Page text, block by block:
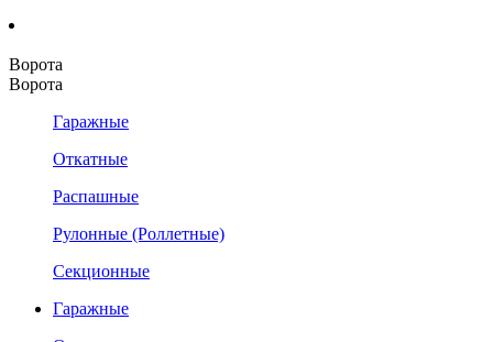
Ворота
Ворота
Гаражные
Откатные
Распашные
Рулонные (Роллетные)
Секционные
Гаражные